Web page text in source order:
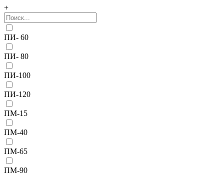
+
ПИ- 60
ПИ- 80
ПИ-100
ПИ-120
ПМ-15
ПМ-40
ПМ-65
ПМ-90